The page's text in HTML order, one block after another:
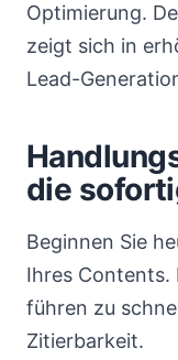
Optimierung.
zeigt sich in
Lead-
die
Beginnen Sie
Ihres Contents.
führen zu
Zitierbarkeit.